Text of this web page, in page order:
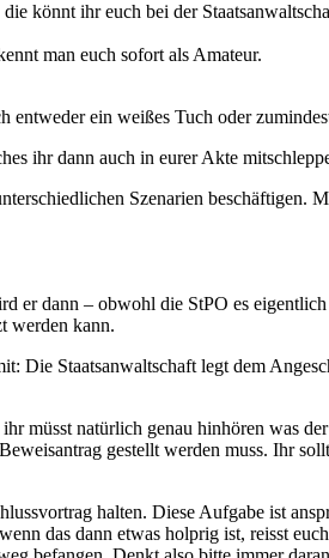
könnt ihr euch bei der
man euch sofort als Amateur.
ein weißes Tuch oder
ihr dann auch in eurer Akte
Szenarien beschäftigen.
dann – obwohl die StPO es
werden kann.
Die Staatsanwaltschaft legt dem
müsst natürlich genau hinhören was
gestellt werden muss. Ihr
halten. Diese Aufgabe ist
das dann etwas holprig ist, reisst